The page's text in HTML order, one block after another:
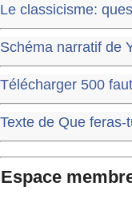
Le classicisme:
Schéma narratif de
Télécharger 500
Texte de Que
Espace